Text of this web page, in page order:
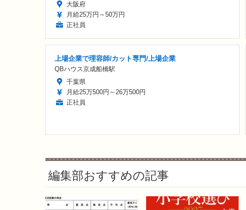
大阪府
月給25万円～50万円
正社員
上場企業で理容師/カット専門/上場企業
QBハウス京成船橋駅
千葉県
月給25万500円～26万500円
正社員
編集部おすすめの記事